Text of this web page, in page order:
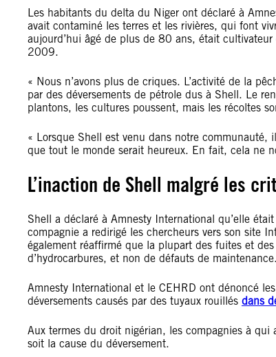
Les habitants du delta du Niger ont déclaré à
avait contaminé les terres et les rivières, qui font
aujourd’hui âgé de plus de 80 ans, était cultivateur
2009.
« Nous n’avons plus de criques. L’activité de la
par des déversements de pétrole dus à Shell. Le
plantons, les cultures poussent, mais les récoltes
« Lorsque Shell est venu dans notre communauté,
que tout le monde serait heureux. En fait, cela ne
L’inaction de Shell malgré les
Shell a déclaré à Amnesty International qu’elle
compagnie a redirigé les chercheurs vers son site
également réaffirmé que la plupart des fuites et
d’hydrocarbures, et non de défauts de maintenance.
Amnesty International et le CEHRD ont dénoncé
déversements causés par des tuyaux rouillés dans
Aux termes du droit nigérian, les compagnies à
soit la cause du déversement.